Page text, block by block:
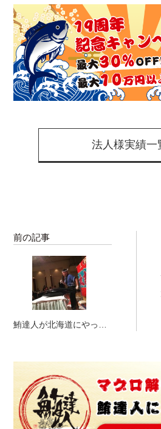
法人様実績一
前の記事
鮪達人が北海道にやって